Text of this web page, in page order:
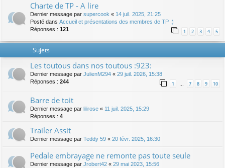
Charte de TP - A lire
Dernier message par supercook « 14 juil. 2025, 21:25
Posté dans Accueil et présentations des membres de TP :)
Réponses : 121 1 2 3 4 5
Sujets
Les toutous dans nos toutous :923:
Dernier message par JulienM294 « 29 juil. 2026, 15:38
Réponses : 244 1 … 7 8 9 10
Barre de toit
Dernier message par lilirose « 11 juil. 2025, 15:29
Réponses : 4
Trailer Assit
Dernier message par Teddy 59 « 20 févr. 2025, 16:30
Pedale embrayage ne remonte pas toute seule
Dernier message par Jrobert42 « 29 mai 2023, 15:56